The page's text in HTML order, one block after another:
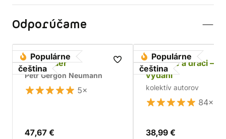
Odporúčame
Populárne
čeština
Dragonaer
Petr Gergon Neumann
5×
47,67 €
Populárne
čeština
Jeskyně a draci –
vydání
kolektív autorov
84×
38,99 €